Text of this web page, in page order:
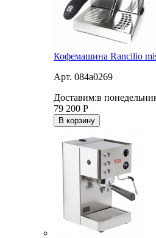
Кофемашина Rancilio
Арт. 084a0269
Доставим:в
79 200 Р
В корзину